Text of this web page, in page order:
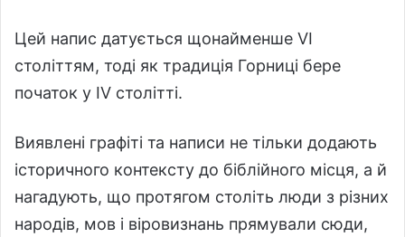
Цей напис датується щонайменше VI
століттям, тоді як традиція Горниці бере
початок у IV столітті.
Виявлені графіті та написи не тільки додають
історичного контексту до біблійного місця, а й
нагадують, що протягом століть люди з різних
народів, мов і віровизнань прямували сюди,